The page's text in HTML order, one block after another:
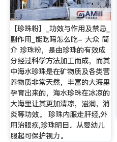
【珍珠粉】_功效与作用及禁忌_
副作用_能吃吗怎么吃- 大众 简
介 珍珠粉，是由珍珠的有效成
分经过科学方法加工而成，而其
中海水珍珠是在矿物质及各类营
养物质非常天然，丰富的大海里
孕育出来的，海水珍珠在冰凉的
大海里让其更加清凉，滋润，消
炎等功效。 珍珠内服走肝经,外
用治眼疾,珍珠明目。从婴幼儿
服起可保护视力。